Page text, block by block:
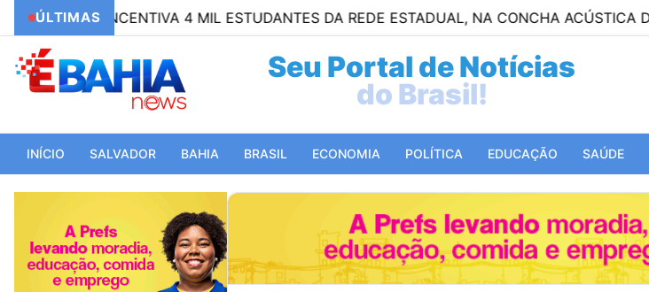
ÚLTIMAS
INCENTIVA 4 MIL ESTUDANTES DA REDE ESTADUAL, NA CONCHA ACÚSTICA DO TCA
Seu Portal de Notícias
do Mundo!
INÍCIO SALVADOR BAHIA BRASIL ECONOMIA POLÍTICA EDUCAÇÃO SAÚDE